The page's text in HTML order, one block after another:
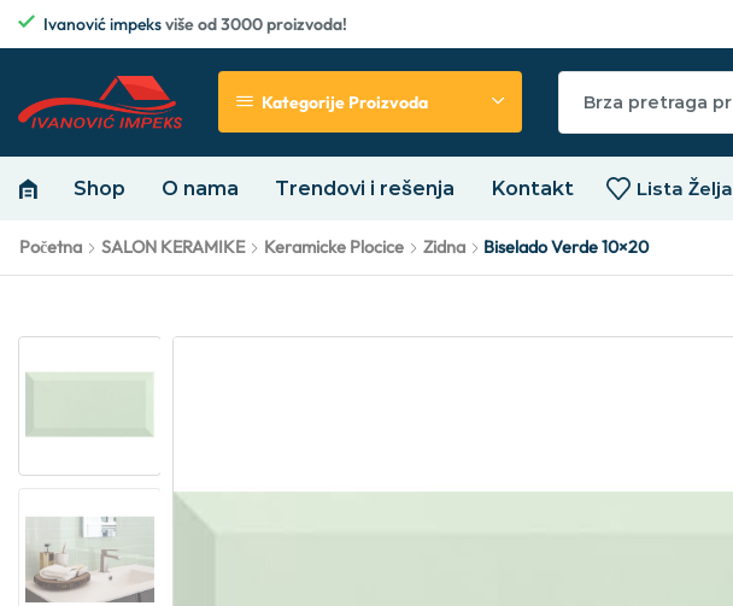
Ivanović impeksviše od 3000 proizvoda!
Kategorije Proizvoda
Shop O nama Trendovi i rešenja Kontakt Lista Želja
Početna SALON KERAMIKE Keramicke Plocice Zidna Biselado Verde 10×20